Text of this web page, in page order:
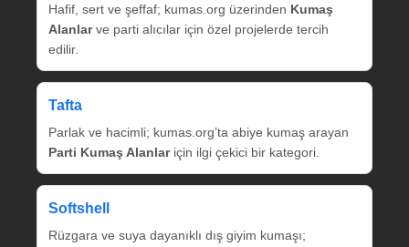
Hafif, sert ve şeffaf; kumas.org üzerinden Kumaş
Alanlarve parti alıcılar için özel projelerde tercih
edilir.
Tafta
Parlak ve hacimli; kumas.org’ta abiye kumaş arayan
Parti Kumaş Alanlariçin ilgi çekici bir kategori.
Softshell
Rüzgara ve suya dayanıklı dış giyim kumaşı;